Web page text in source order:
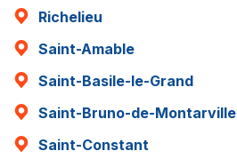
Richelieu
Saint-Amable
Saint-Basile-le-Grand
Saint-Bruno-de-Montarville
Saint-Constant